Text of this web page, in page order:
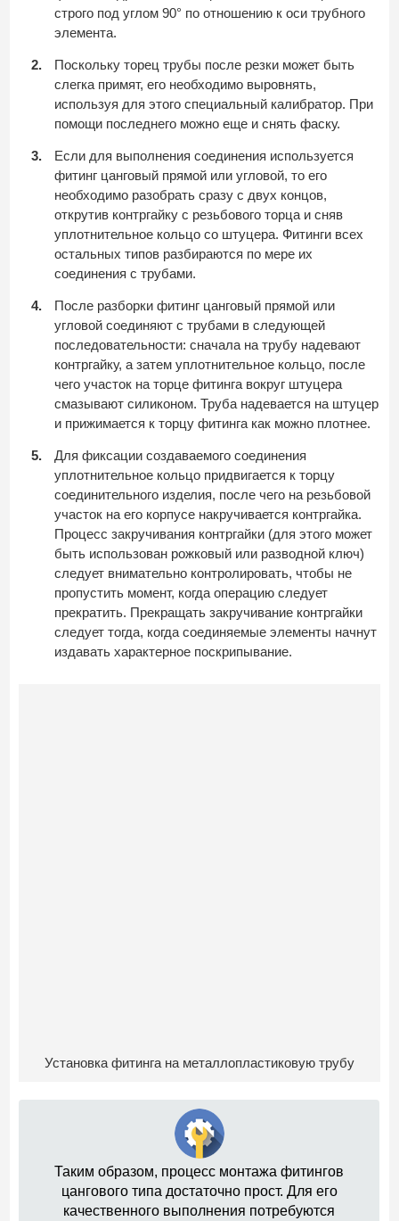
строго под углом 90° по отношению к оси трубного
элемента.
Поскольку торец трубы после резки может быть
слегка примят, его необходимо выровнять,
используя для этого специальный калибратор. При
помощи последнего можно еще и снять фаску.
Если для выполнения соединения используется
фитинг цанговый прямой или угловой, то его
необходимо разобрать сразу с двух концов,
открутив контргайку с резьбового торца и сняв
уплотнительное кольцо со штуцера. Фитинги всех
остальных типов разбираются по мере их
соединения с трубами.
После разборки фитинг цанговый прямой или
угловой соединяют с трубами в следующей
последовательности: сначала на трубу надевают
контргайку, а затем уплотнительное кольцо, после
чего участок на торце фитинга вокруг штуцера
смазывают силиконом. Труба надевается на штуцер
и прижимается к торцу фитинга как можно плотнее.
Для фиксации создаваемого соединения
уплотнительное кольцо придвигается к торцу
соединительного изделия, после чего на резьбовой
участок на его корпусе накручивается контргайка.
Процесс закручивания контргайки (для этого может
быть использован рожковый или разводной ключ)
следует внимательно контролировать, чтобы не
пропустить момент, когда операцию следует
прекратить. Прекращать закручивание контргайки
следует тогда, когда соединяемые элементы начнут
издавать характерное поскрипывание.
Установка фитинга на металлопластиковую трубу
Таким образом, процесс монтажа фитингов
цангового типа достаточно прост. Для его
качественного выполнения потребуются